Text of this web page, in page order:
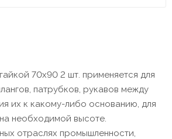
70х90 2 шт. применяется для
патрубков, рукавов между
их к какому-либо основанию, для
необходимой высоте.
отраслях промышленности,